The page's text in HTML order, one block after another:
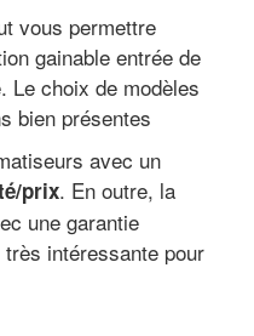
vous permettre
gainable entrée de
Le choix de modèles
bien présentes
avec un
prix. En outre, la
une garantie
intéressante pour